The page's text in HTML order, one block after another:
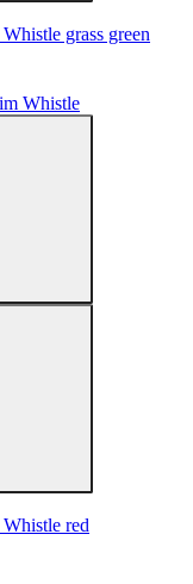
grass green
red